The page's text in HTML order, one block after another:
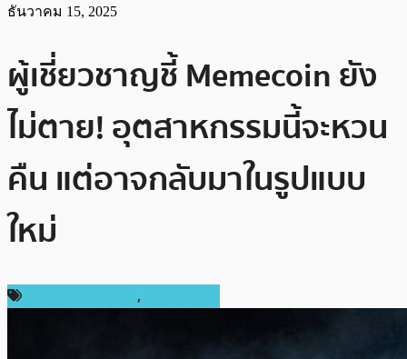
ธันวาคม 15, 2025
ผู้เชี่ยวชาญชี้ Memecoin ยัง
ไม่ตาย! อุตสาหกรรมนี้จะหวน
คืน แต่อาจกลับมาในรูปแบบ
ใหม่
,